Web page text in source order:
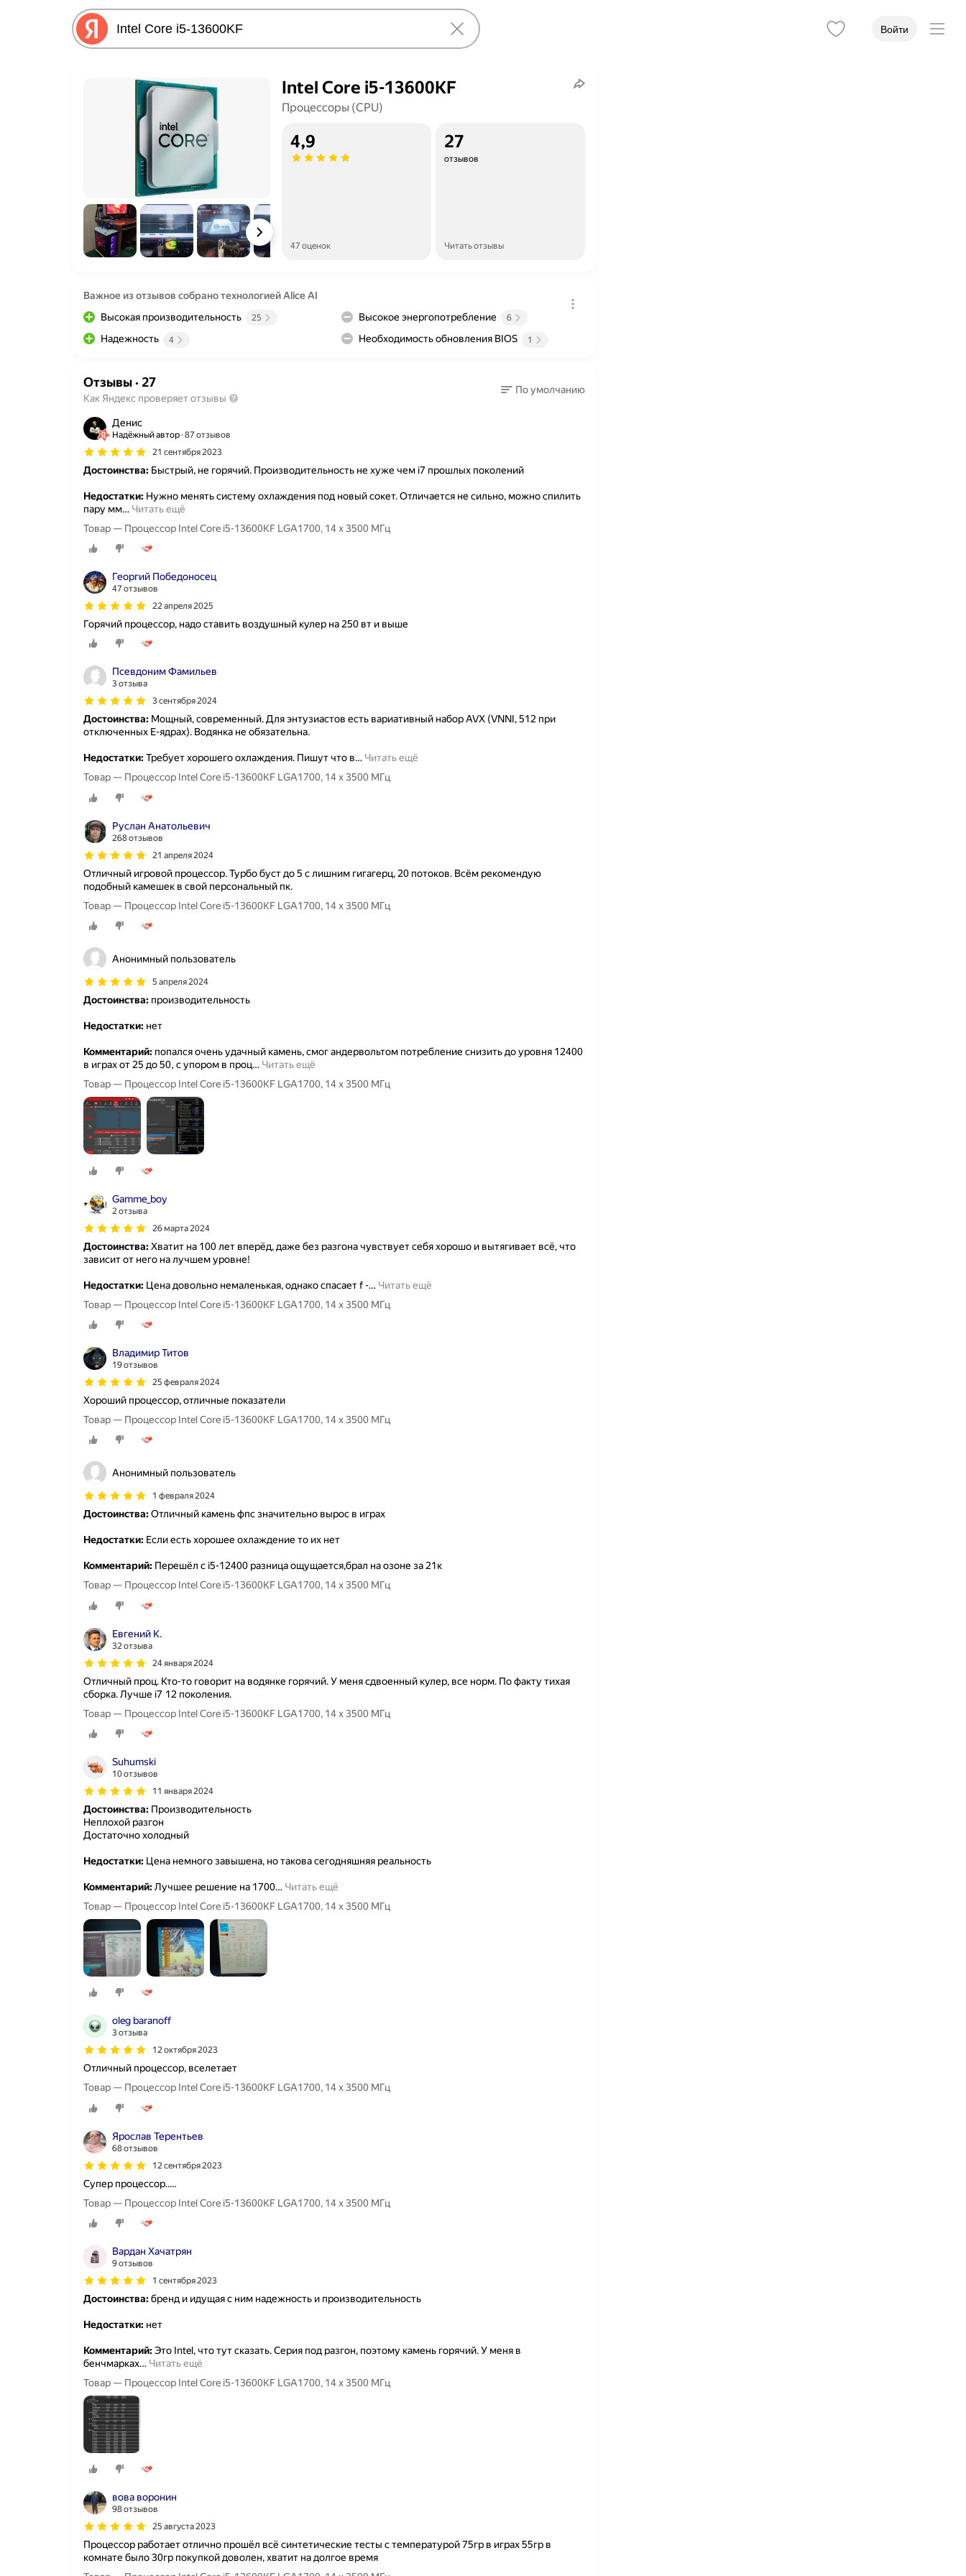
Войти
Intel Core i5-13600KF
Процессоры (CPU)
4,9
47 оценок
27
отзывов
Читать отзывы
Важное из отзывов собрано технологией Alice AI
Высокая производительность
25
Надежность 4
Высокое энергопотребление 6
Необходимость обновления BIOS 1
Отзывы· 27
Как Яндекс проверяет отзывы
По умолчанию
Денис
Надёжный автор 87 отзывов
21 сентября 2023
Достоинства: Быстрый, не горячий. Производительность не хуже чем i7 прошлых поколений
Недостатки: Нужно менять систему охлаждения под новый сокет. Отличается не сильно, можно спилить
пару мм… Читать ещё
Товар — Процессор Intel Core i5-13600KF LGA1700, 14 x 3500 МГц
Георгий Победоносец
47 отзывов
22 апреля 2025
Горячий процессор, надо ставить воздушный кулер на 250 вт и выше
Псевдоним Фамильев
3 отзыва
3 сентября 2024
Достоинства: Мощный, современный. Для энтузиастов есть вариативный набор AVX (VNNI, 512 при
отключенных E-ядрах). Водянка не обязательна.
Недостатки:Требует хорошего охлаждения. Пишут что в… Читать ещё
Товар — Процессор Intel Core i5-13600KF LGA1700, 14 x 3500 МГц
Руслан Анатольевич
268 отзывов
21 апреля 2024
Отличный игровой процессор. Турбо буст до 5 с лишним гигагерц, 20 потоков. Всём рекомендую
подобный камешек в свой персональный пк.
Товар — Процессор Intel Core i5-13600KF LGA1700, 14 x 3500 МГц
Анонимный пользователь
5 апреля 2024
Достоинства: производительность
Недостатки: нет
Комментарий: попался очень удачный камень, смог андервольтом потребление снизить до уровня 12400
в играх от 25 до 50, с упором в проц… Читать ещё
Товар — Процессор Intel Core i5-13600KF LGA1700, 14 x 3500 МГц
Gamme_boy
2 отзыва
26 марта 2024
Достоинства:Хватит на 100 лет вперёд, даже без разгона чувствует себя хорошо и вытягивает всё, что
зависит от него на лучшем уровне!
Недостатки: Цена довольно немаленькая, однако спасает f -… Читать ещё
Товар — Процессор Intel Core i5-13600KF LGA1700, 14 x 3500 МГц
Владимир Титов
19 отзывов
25 февраля 2024
Хороший процессор, отличные показатели
Товар — Процессор Intel Core i5-13600KF LGA1700, 14 x 3500 МГц
Анонимный пользователь
1 февраля 2024
Достоинства:Отличный камень фпс значительно вырос в играх
Недостатки: Если есть хорошее охлаждение то их нет
Комментарий: Перешёл с i5-12400 разница ощущается,брал на озоне за 21к
Товар — Процессор Intel Core i5-13600KF LGA1700, 14 x 3500 МГц
Евгений К.
32 отзыва
24 января 2024
Отличный проц. Кто-то говорит на водянке горячий. У меня сдвоенный кулер, все норм. По факту тихая
сборка. Лучше i7 12 поколения.
Товар — Процессор Intel Core i5-13600KF LGA1700, 14 x 3500 МГц
Suhumski
10 отзывов
11 января 2024
Достоинства: Производительность
Неплохой разгон
Достаточно холодный
Недостатки: Цена немного завышена, но такова сегодняшняя реальность
Комментарий:Лучшее решение на 1700… Читать ещё
Товар — Процессор Intel Core i5-13600KF LGA1700, 14 x 3500 МГц
oleg baranoff
3 отзыва
12 октября 2023
Отличный процессор, вселетает
Товар — Процессор Intel Core i5-13600KF LGA1700, 14 x 3500 МГц
Ярослав Терентьев
68 отзывов
12 сентября 2023
Супер процессор.....
Товар — Процессор Intel Core i5-13600KF LGA1700, 14 x 3500 МГц
Вардан Хачатрян
9 отзывов
1 сентября 2023
Достоинства:бренд и идущая с ним надежность и производительность
Недостатки: нет
Комментарий:Это Intel, что тут сказать. Серия под разгон, поэтому камень горячий. У меня в
бенчмарках… Читать ещё
Товар — Процессор Intel Core i5-13600KF LGA1700, 14 x 3500 МГц
вова воронин
98 отзывов
25 августа 2023
Процессор работает отлично прошёл всё синтетические тесты с температурой 75гр в играх 55гр в
комнате было 30гр покупкой доволен, хватит на долгое время